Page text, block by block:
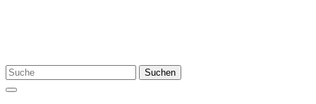
Suchen
nach:
Suchen
Menü